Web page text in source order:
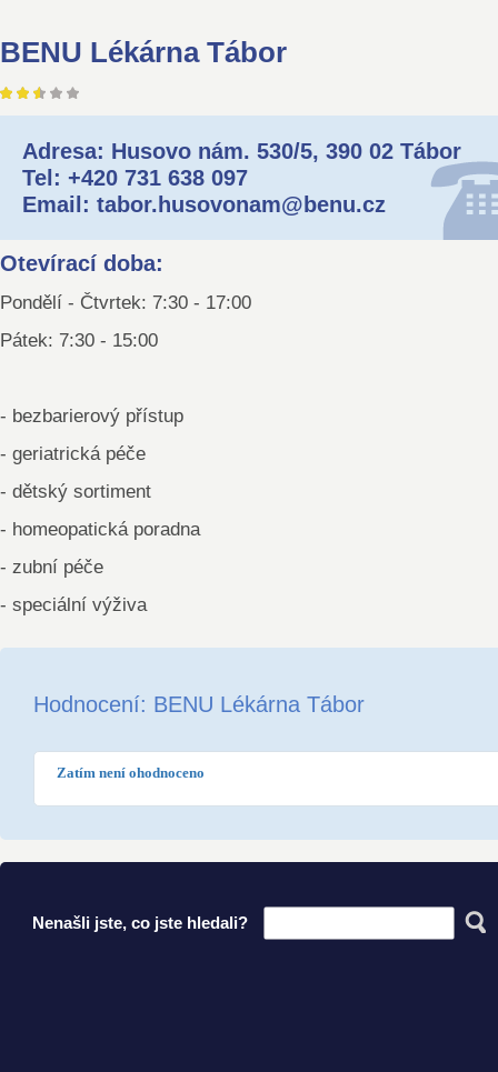
BENU Lékárna Tábor
Adresa: Husovo nám. 530/5, 390 02 Tábor
Tel: +420 731 638 097
Email: tabor.husovonam@benu.cz
Otevírací doba:
Pondělí - Čtvrtek: 7:30 - 17:00
Pátek: 7:30 - 15:00
- bezbarierový přístup
- geriatrická péče
- dětský sortiment
- homeopatická poradna
- zubní péče
- speciální výživa
Hodnocení: BENU Lékárna Tábor
Zatím není ohodnoceno
Nenašli jste, co jste hledali?